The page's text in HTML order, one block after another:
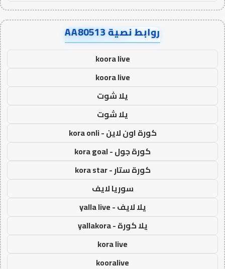
روابط نصية AA80513
koora live
koora live
يلا شوت
يلا شوت
كورة اون لاين - kora onli
كورة جول - kora goal
كورة ستار - kora star
سوريا لايف
يلا لايف - yalla live
يلا كورة - yallakora
kora live
kooralive